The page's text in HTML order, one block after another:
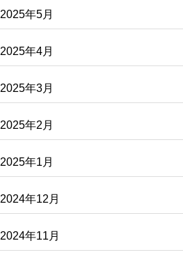
2025年5月
2025年4月
2025年3月
2025年2月
2025年1月
2024年12月
2024年11月